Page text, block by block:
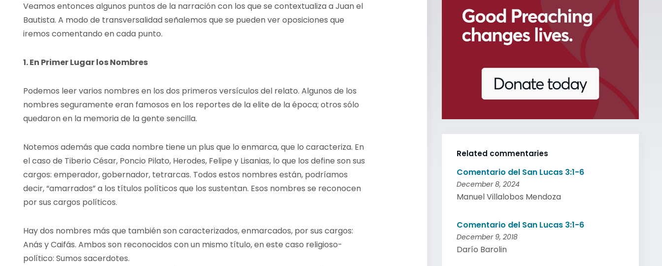
Veamos entonces algunos puntos de la narración con los que se contextualiza a Juan el
Bautista. A modo de transversalidad señalemos que se pueden ver oposiciones que
iremos comentando en cada punto.
1. En Primer Lugar los Nombres
Podemos leer varios nombres en los dos primeros versículos del relato. Algunos de los
nombres seguramente eran famosos en los reportes de la elite de la época; otros sólo
quedaron en la memoria de la gente sencilla.
Notemos además que cada nombre tiene un plus que lo enmarca, que lo caracteriza. En
el caso de Tiberio César, Poncio Pilato, Herodes, Felipe y Lisanias, lo que los define son sus
cargos: emperador, gobernador, tetrarcas. Todos estos nombres están, podríamos
decir, “amarrados” a los títulos políticos que los sustentan. Esos nombres se reconocen
por sus cargos políticos.
Hay dos nombres más que también son caracterizados, enmarcados, por sus cargos:
Anás y Caifás. Ambos son reconocidos con un mismo título, en este caso religioso-
político: Sumos sacerdotes.
Related commentaries
Comentario del San Lucas 3:1-6
December 8, 2024
Manuel Villalobos Mendoza
Comentario del San Lucas 3:1-6
December 9, 2018
Darío Barolin